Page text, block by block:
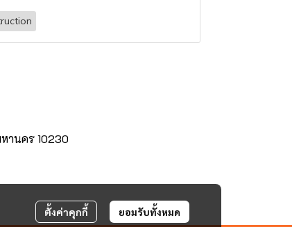
ตั้งค่าคุกกี้ ยอมรับทั้งหมด
านคร 10230